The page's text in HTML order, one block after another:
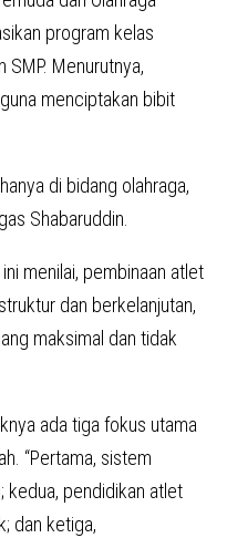
program kelas
SMP. Menurutnya,
menciptakan bibit
di bidang olahraga,
Shabaruddin.
menilai, pembinaan atlet
dan berkelanjutan,
maksimal dan tidak
ada tiga fokus utama
“Pertama, sistem
kedua, pendidikan atlet
dan ketiga,